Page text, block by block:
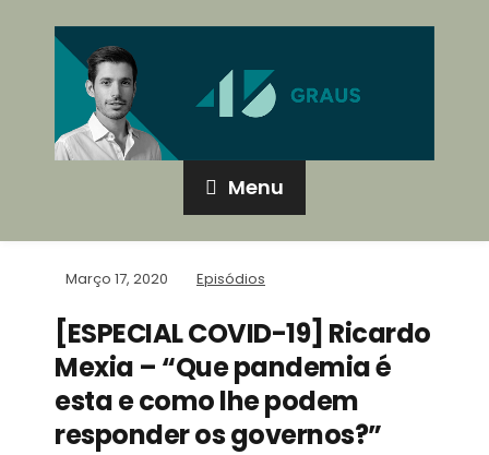
Menu
Março 17, 2020 Episódios
[ESPECIAL COVID-19] Ricardo
Mexia – “Que pandemia é
esta e como lhe podem
responder os governos?”